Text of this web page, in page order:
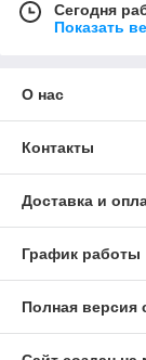
Сегодня
Показать
О нас
Контакты
Доставка и
График работы
Полная версия